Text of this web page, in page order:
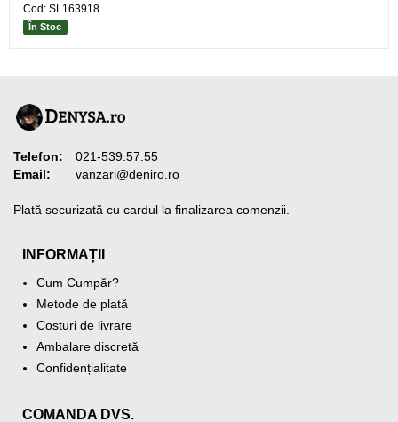
Cod: SL163918
În Stoc
Telefon:
021-539.57.55
Email:
vanzari@deniro.ro
Plată securizată cu cardul la finalizarea comenzii.
INFORMAȚII
Cum Cumpăr?
Metode de plată
Costuri de livrare
Ambalare discretă
Confidențialitate
COMANDA DVS.